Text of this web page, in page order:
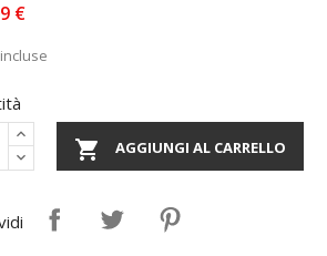
€
 AGGIUNGI AL CARRELLO